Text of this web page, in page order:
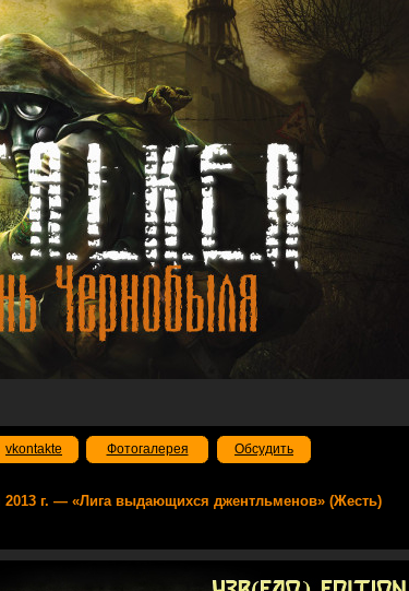
vkontakte Фотогалерея Обсудить
2013 г. — «Лига выдающихся джентльменов» (Жесть)